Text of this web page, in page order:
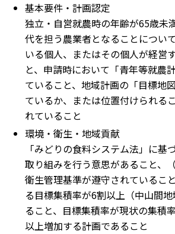
基本要件・計画認定
独立・自営就農時の年齢が65歳未
代を担う農業者となることについ
いる個人、またはその個人が経営
と、申請時において「青年等就農
ていること、地域計画の「目標地
ているか、または位置付けられる
れていること
環境・衛生・地域貢献
「みどりの食料システム法」に基
取り組みを行う意思があること、
衛生管理基準が遵守されているこ
る目標集積率が6割以上（中山間
ること、目標集積率が現状の集積
以上増加する計画であること